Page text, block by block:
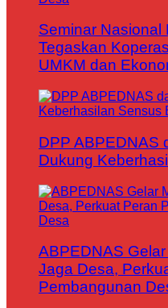
Seminar Nasional
Tegaskan
UMKM dan
DPP ABPEDNAS
Dukung
ABPEDNAS
Jaga Desa,
Pembangunan